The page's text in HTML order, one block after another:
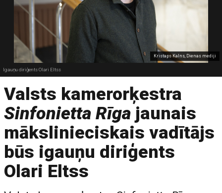
Kristaps Kalns, Dienas mediji
Igauņu diriģents Olari Eltss
Valsts kamerorķestra
Sinfonietta Rīga jaunais
mākslinieciskais vadītājs
būs igauņu diriģents
Olari Eltss